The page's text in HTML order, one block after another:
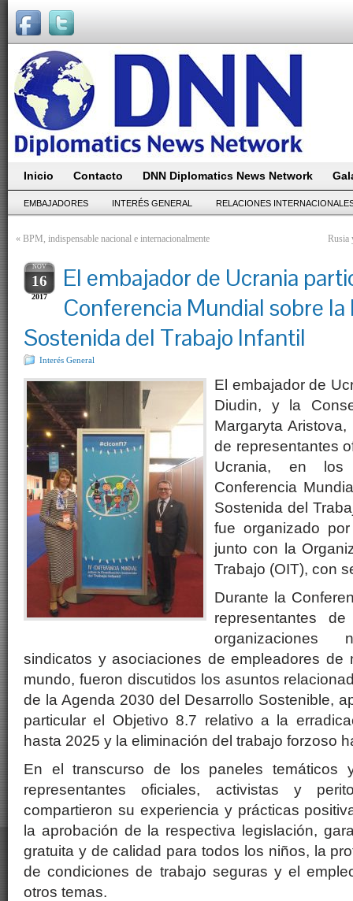
Inicio Contacto DNN Diplomatics News Network
EMBAJADORES INTERÉS GENERAL RELACIONES
« BPM, indispensable nacional e internacionalmente Rusia
NOV
16
2017
El embajador de Ucrania
Conferencia Mundial sobre la
Sostenida del Trabajo Infantil
Interés General
El embajador de
Diudin, y la
Margaryta
de representantes
Ucrania, en
Conferencia
Sostenida del
fue organizado
junto con la
Trabajo (OIT), con
Durante la
representantes
organizaciones
sindicatos y asociaciones de empleadores
mundo, fueron discutidos los asuntos
de la Agenda 2030 del Desarrollo Sostenible,
particular el Objetivo 8.7 relativo a la
hasta 2025 y la eliminación del trabajo forzoso
En el transcurso de los paneles temáticos
representantes oficiales, activistas y
compartieron su experiencia y prácticas
la aprobación de la respectiva legislación,
gratuita y de calidad para todos los niños, la
de condiciones de trabajo seguras y el
otros temas.